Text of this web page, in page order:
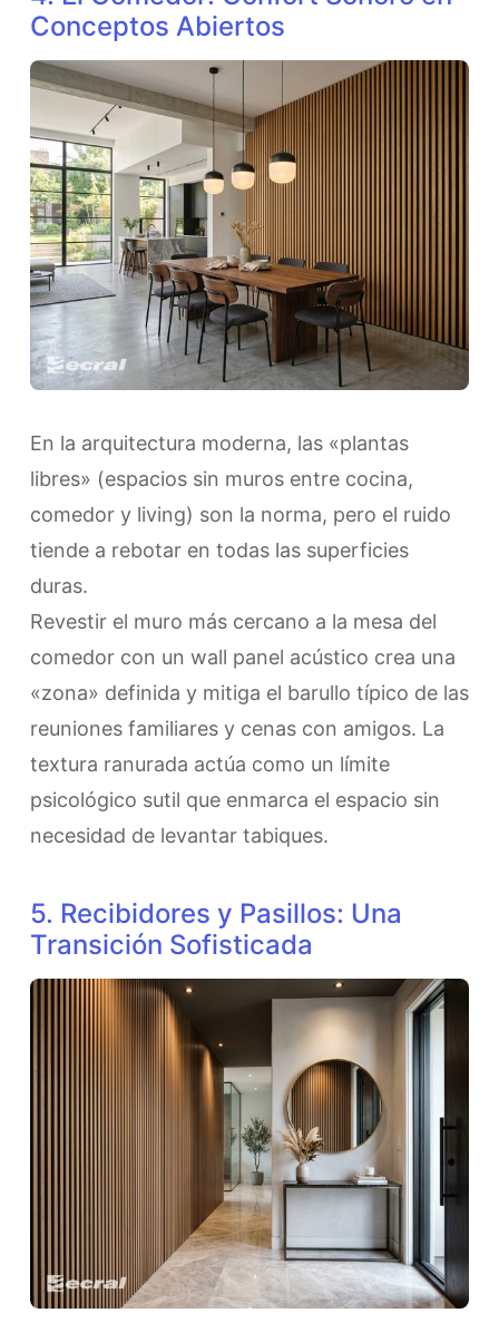
Conceptos Abiertos
En la arquitectura moderna, las «plantas
libres» (espacios sin muros entre cocina,
comedor y living) son la norma, pero el ruido
tiende a rebotar en todas las superficies
duras.
Revestir el muro más cercano a la mesa del
comedor con un wall panel acústico crea una
«zona» definida y mitiga el barullo típico de las
reuniones familiares y cenas con amigos. La
textura ranurada actúa como un límite
psicológico sutil que enmarca el espacio sin
necesidad de levantar tabiques.
​5. Recibidores y Pasillos: Una
Transición Sofisticada